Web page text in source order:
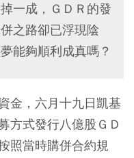
一成，ＧＤＲ的發
之路卻已浮現陰
能夠順利成真嗎？
金，六月十九日凱基
方式發行八億股ＧＤ
照當時購併合約規